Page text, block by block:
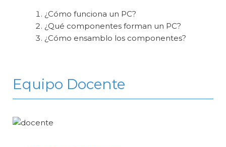
¿Cómo funciona un PC?
¿Qué componentes forman un PC?
¿Cómo ensamblo los componentes?
Equipo Docente